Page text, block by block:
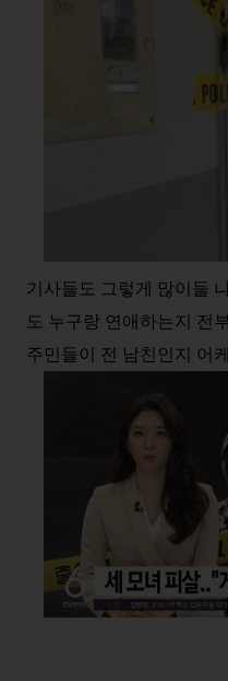
기사들도 그렇게 많이들
도 누구랑 연애하는지 전
주민들이 전 남친인지 어